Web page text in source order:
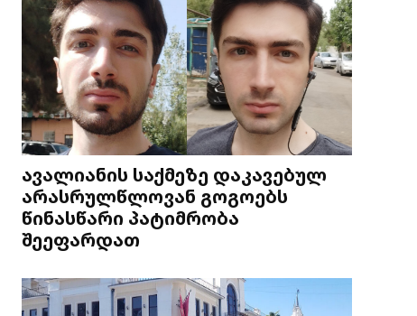
ავალიანის საქმეზე დაკავებულ
არასრულწლოვან გოგოებს
წინასწარი პატიმრობა
შეეფარდათ